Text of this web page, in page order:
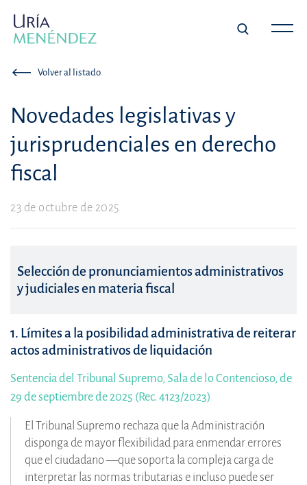
Volver al listado
Novedades legislativas y
jurisprudenciales en derecho
fiscal
23 de octubre de 2025
Selección de pronunciamientos administrativos
y judiciales en materia fiscal
1. Límites a la posibilidad administrativa de reiterar
actos administrativos de liquidación
Sentencia del Tribunal Supremo, Sala de lo Contencioso, de
29 de septiembre de 2025 (Rec. 4123/2023)
El Tribunal Supremo rechaza que la Administración
disponga de mayor flexibilidad para enmendar errores
que el ciudadano —que soporta la compleja carga de
interpretar las normas tributarias e incluso puede ser